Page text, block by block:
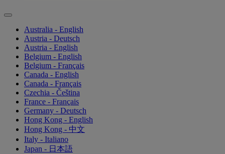
Australia - English
Austria - Deutsch
Austria - English
Belgium - English
Belgium - Français
Canada - English
Canada - Français
Czechia - Čeština
France - Français
Germany - Deutsch
Hong Kong - English
Hong Kong - 中文
Italy - Italiano
Japan - 日本語